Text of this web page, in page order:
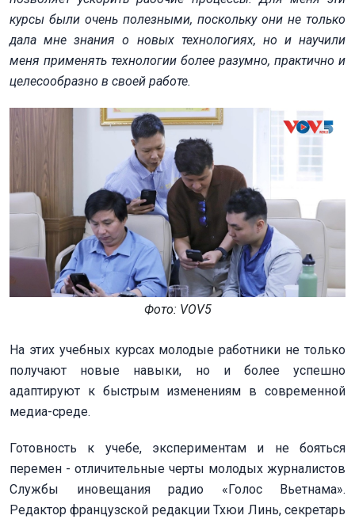
курсы были очень полезными, поскольку они не только
дала мне знания о новых технологиях, но и научили
меня применять технологии более разумно, практично и
целесообразно в своей работе.
Фото: VOV5
На этих учебных курсах молодые работники не только
получают новые навыки, но и более успешно
адаптируют к быстрым изменениям в современной
медиа-среде.
Готовность к учебе, экспериментам и не бояться
перемен - отличительные черты молодых журналистов
Службы иновещания радио «Голос Вьетнама».
Редактор французской редакции Тхюи Линь, секретарь